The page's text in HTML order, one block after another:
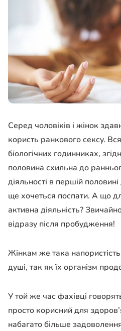
Серед чоловіків і жінок
користь ранкового сексу.
біологічних годинниках,
половина схильна до
діяльності в першій
ще хочеться поспати. А що
активна діяльність?
відразу після пробудження!
Жінкам же така
душі, так як їх організм
У той же час фахівці
просто корисний для
набагато більше